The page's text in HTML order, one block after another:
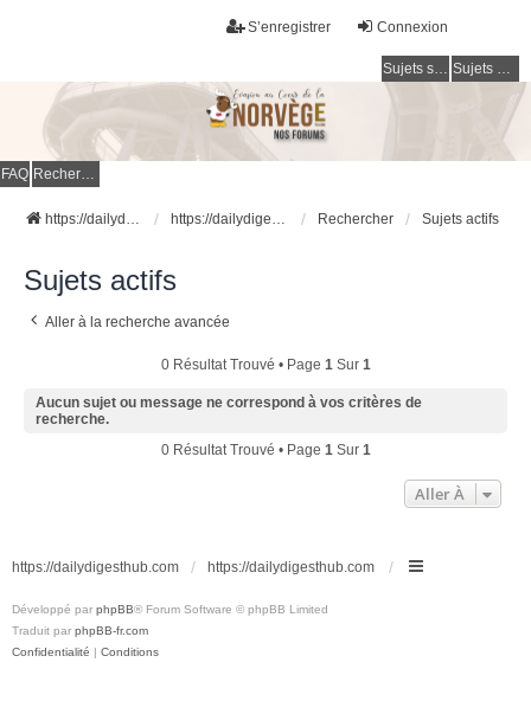
Connexion
S’enregistrer
Sujets sans réponse Sujets actifs
FAQ Rechercher
https://dailydigesthub.com https://dailydigesthub.com Rechercher Sujets actifs
Sujets actifs
Aller à la recherche avancée
0 Résultat Trouvé • Page 1Sur 1
Aucun sujet ou message ne correspond à vos critères de
recherche.
0 Résultat Trouvé • Page 1Sur 1
Aller À
https://dailydigesthub.com https://dailydigesthub.com
Développé par phpBB® Forum Software © phpBB Limited
Traduit par phpBB-fr.com
Confidentialité | Conditions